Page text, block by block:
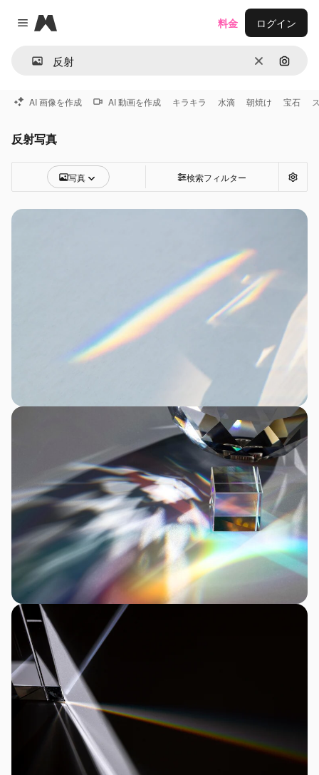
Close menu
Magnific
消去 画像で
料金 ログイン
AI 画像を作成 AI 動画を作成 キラキラ 水滴 朝焼け 宝石
反射写真
写真 検索フィルター